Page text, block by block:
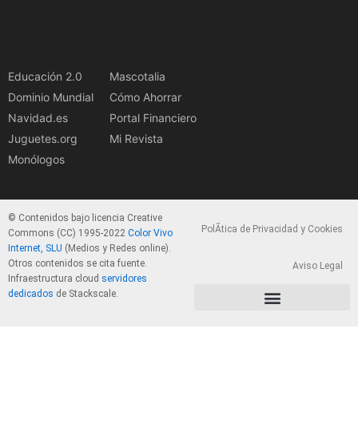
Educación 2.0
Dominio Mundial
Navidad.es
Juguetes.org
Monólogos
Mascotalia
Cómo Ahorrar
Portal Financiero
Mi Revista
© Contenidos bajo licencia Creative
Commons (CC) 1995-2022 Color Vivo
Internet, SLU (Medios y Redes online).
Otros contenidos se cita fuente.
Infraestructura cloud servidores
dedicados de Stackscale.
PolÃ­tica de Privacidad y Cookies
Aviso Legal